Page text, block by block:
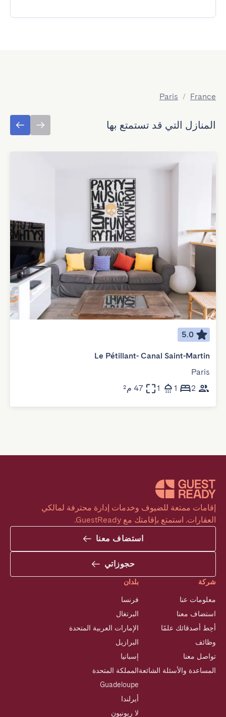
France
/
Paris
المنازل التي قد تستمتع بها
5.0
Le Pétillant- Canal Saint-Martin
Paris
2
1
1 47 م²
العقارات. استمتع بإقامتك مع GuestReady.
استضاف معنا
حجوزاتي
شركة
معلومات عنا
استضاف معنا
أحِط أصدقائك علمًا
وظائف
تواصل معنا
المساعدة والأسئلة الشائعة
بلدان
فرنسا
البرتغال
الإمارات العربية المتحدة
البرازيل
إسبانيا
المملكة المتحدة
Guadeloupe
أيرلندا
لا ريونيون